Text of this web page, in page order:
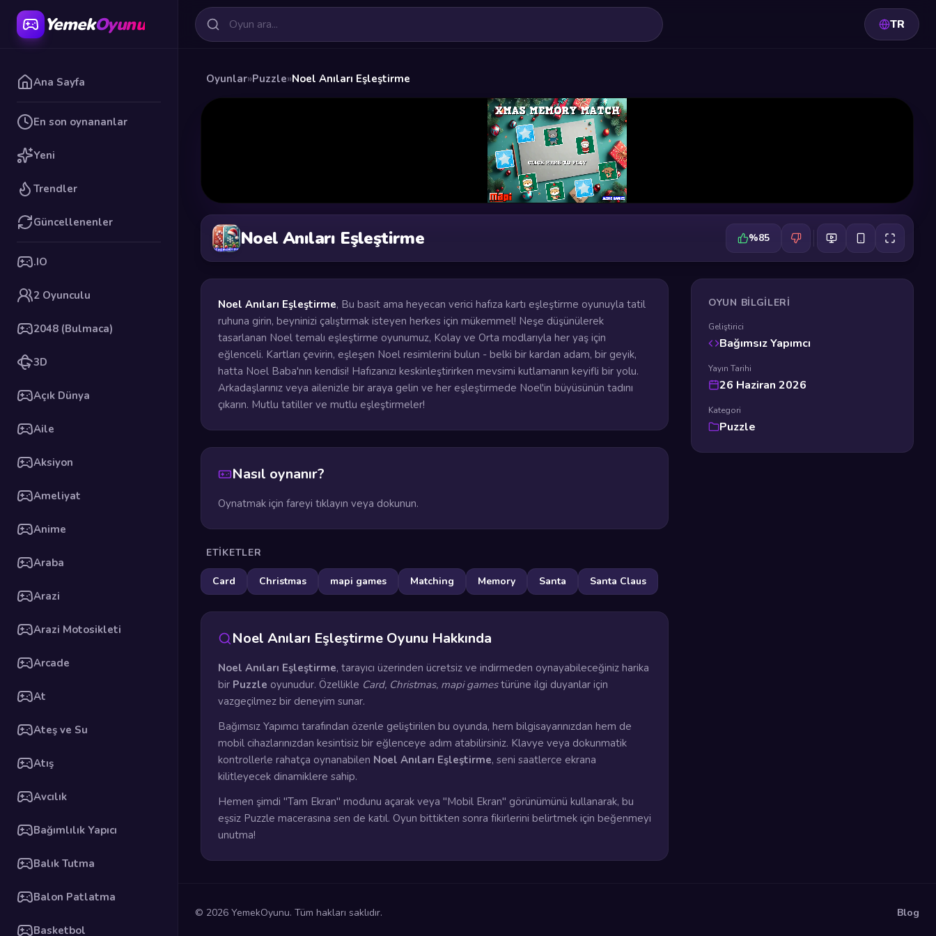
YemekOyunu
Ana Sayfa
En son oynananlar
Yeni
Trendler
Güncellenenler
.IO
2 Oyunculu
2048 (Bulmaca)
3D
Açık Dünya
Aile
Aksiyon
Ameliyat
Anime
Araba
Arazi
Arazi Motosikleti
Arcade
At
Ateş ve Su
Atış
Avcılık
Bağımlılık Yapıcı
Balık Tutma
Balon Patlatma
Basketbol
TR
Oyunlar»Puzzle»Noel Anıları Eşleştirme
Noel Anıları Eşleştirme %85
Noel Anıları Eşleştirme, Bu basit ama heyecan verici hafıza kartı eşleştirme oyunuyla tatil
ruhuna girin, beyninizi çalıştırmak isteyen herkes için mükemmel! Neşe düşünülerek
tasarlanan Noel temalı eşleştirme oyunumuz, Kolay ve Orta modlarıyla her yaş için
eğlenceli. Kartları çevirin, eşleşen Noel resimlerini bulun - belki bir kardan adam, bir geyik,
hatta Noel Baba'nın kendisi! Hafızanızı keskinleştirirken mevsimi kutlamanın keyifli bir yolu.
Arkadaşlarınız veya ailenizle bir araya gelin ve her eşleştirmede Noel'in büyüsünün tadını
çıkarın. Mutlu tatiller ve mutlu eşleştirmeler!
Nasıl oynanır?
Oynatmak için fareyi tıklayın veya dokunun.
ETIKETLER
Card Christmas mapi games Matching Memory Santa Santa Claus
Noel Anıları Eşleştirme Oyunu Hakkında
Noel Anıları Eşleştirme, tarayıcı üzerinden ücretsiz ve indirmeden oynayabileceğiniz harika
bir Puzzle oyunudur. Özellikle Card, Christmas, mapi gamestürüne ilgi duyanlar için
vazgeçilmez bir deneyim sunar.
Bağımsız Yapımcı tarafından özenle geliştirilen bu oyunda, hem bilgisayarınızdan hem de
mobil cihazlarınızdan kesintisiz bir eğlenceye adım atabilirsiniz. Klavye veya dokunmatik
kontrollerle rahatça oynanabilen Noel Anıları Eşleştirme, seni saatlerce ekrana
kilitleyecek dinamiklere sahip.
Hemen şimdi "Tam Ekran" modunu açarak veya "Mobil Ekran" görünümünü kullanarak, bu
eşsiz Puzzle macerasına sen de katıl. Oyun bittikten sonra fikirlerini belirtmek için beğenmeyi
unutma!
OYUN BILGILERI
Geliştirici
Bağımsız Yapımcı
Yayın Tarihi
26 Haziran 2026
Kategori
Puzzle
© 2026 YemekOyunu. Tüm hakları saklıdır. Blog